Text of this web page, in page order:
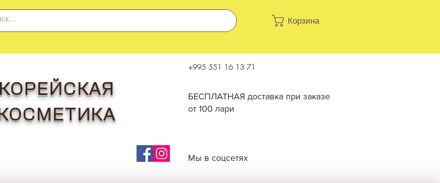
Корзина
+995 551 16 13 71
БЕСПЛАТНАЯ доставка при заказе
от 100 лари
Мы в соцсетях